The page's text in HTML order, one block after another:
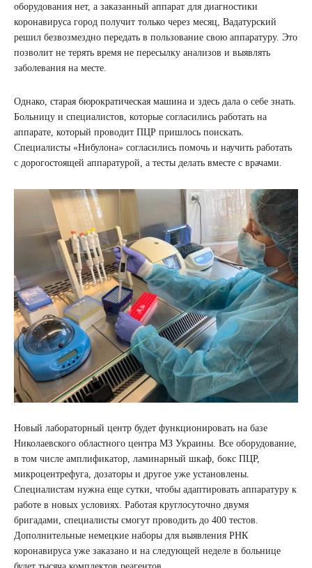
оборудования нет, а заказанный аппарат для диагностики
коронавируса город получит только через месяц, Вадатурский
решил безвозмездно передать в пользование свою аппаратуру. Это
позволит не терять время не пересылку анализов и выявлять
заболевания на месте.
Однако, старая бюрократическая машина и здесь дала о себе знать.
Больницу и специалистов, которые согласились работать на
аппарате, который проводит ПЦР пришлось поискать.
Специалисты «Нибулона» согласились помочь и научить работать
с дорогостоящей аппаратурой, а тесты делать вместе с врачами.
Новый лабораторный центр будет функционировать на базе
Николаевского областного центра МЗ Украины. Все оборудование,
в том числе амплификатор, ламинарный шкаф, бокс ПЦР,
микроцентрефуга, дозаторы и другое уже установлены.
Специалистам нужна еще сутки, чтобы адаптировать аппаратуру к
работе в новых условиях. Работая круглосуточно двумя
бригадами, специалисты смогут проводить до 400 тестов.
Дополнительные немецкие наборы для выявления РНК
коронавируса уже заказано и на следующей неделе в больнице